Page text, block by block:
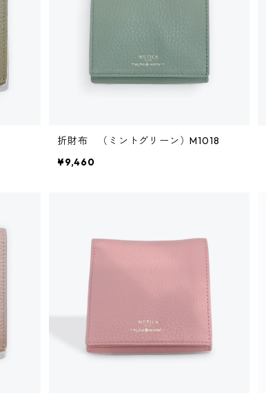
折財布 （ミントグリーン）M1018
¥9,460